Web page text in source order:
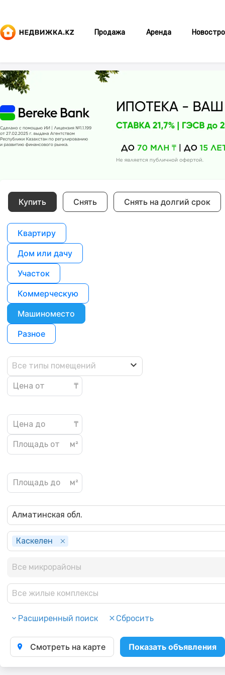
Продажа Аренда
Купить Снять Снять на долгий срок
Квартиру
Дом или дачу
Участок
Коммерческую
Машиноместо
Разное
Все типы помещений
Алматинская обл.
Каскелен
Все микрорайоны
Все жилые комплексы
Расширенный поиск Сбросить
Смотреть на карте Показать объявления